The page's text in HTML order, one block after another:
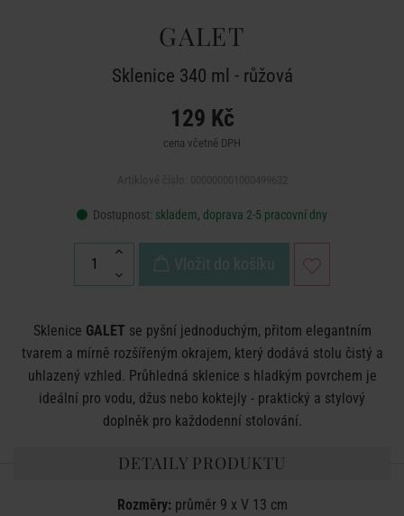
GALET
Sklenice 340 ml - růžová
129 Kč
cena včetně DPH
Dostupnost: skladem, doprava 2-5 pracovní dny
Vložit do košíku
Sklenice GALET se pyšní jednoduchým, přitom elegantním
tvarem a mírně rozšířeným okrajem, který dodává stolu čistý a
uhlazený vzhled. Průhledná sklenice s hladkým povrchem je
ideální pro vodu, džus nebo koktejly - praktický a stylový
doplněk pro každodenní stolování.
DETAILY PRODUKTU
Rozměry:průměr 9 x V 13 cm